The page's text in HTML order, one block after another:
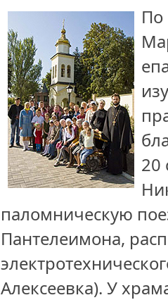
По
20
паломническую
Пантелеимона,
Алексеевка). У